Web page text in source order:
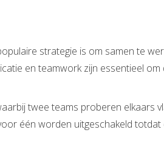
strategie is om samen te
en teamwork zijn essentieel om
twee teams proberen elkaars
één worden uitgeschakeld totdat